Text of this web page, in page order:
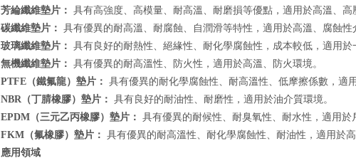
芳綸纖維墊片： 具有高強度、高模量、耐高溫、耐磨損等優點，適用於高溫、高
碳纖維墊片： 具有優異的耐高溫、耐腐蝕、自潤滑等特性，適用於高溫、腐蝕性
玻璃纖維墊片： 具有良好的耐熱性、絕緣性、耐化學腐蝕性，成本較低，適用於
無機纖維墊片： 具有優異的耐高溫性、防火性，適用於高溫、防火環境。
PTFE（鐵氟龍）墊片： 具有優異的耐化學腐蝕性、耐高溫性、低摩擦係數，適
NBR（丁腈橡膠）墊片： 具有良好的耐油性、耐磨性，適用於油介質環境。
EPDM（三元乙丙橡膠）墊片： 具有優異的耐候性、耐臭氧性、耐水性，適用於
FKM（氟橡膠）墊片： 具有優異的耐高溫性、耐化學腐蝕性、耐油性，適用於
應用領域